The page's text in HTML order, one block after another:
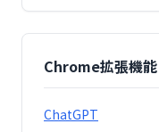
Chrome拡張機能
ChatGPT